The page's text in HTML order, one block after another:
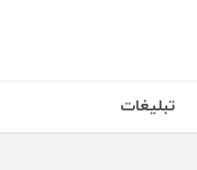
تبلیغات